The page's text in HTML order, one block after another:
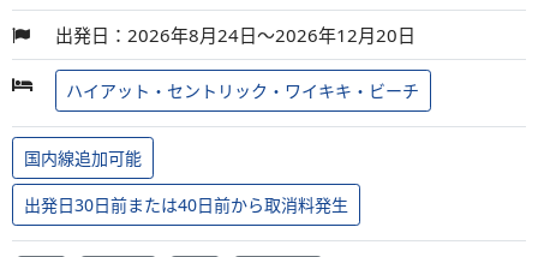
出発日：2026年8月24日～2026年12月20日
ハイアット・セントリック・ワイキキ・ビーチ
国内線追加可能
出発日30日前または40日前から取消料発生